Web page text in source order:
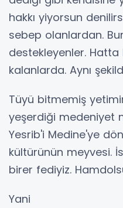
hakkı yiyorsun
sebep olanlardan.
destekleyenler.
kalanlarda. Aynı
Tüyü bitmemiş
yeşerdiği medeniyet
Yesrib'i Medine'ye
kültürünün meyvesi.
birer fediyiz.
Yani